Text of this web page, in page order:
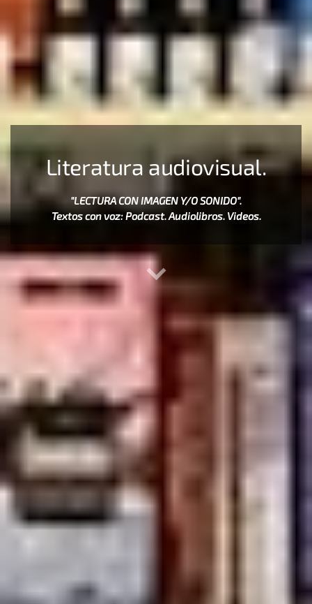
Literatura audiovisual.
"LECTURA CON IMAGEN Y/O SONIDO".
Textos con voz: Podcast. Audiolibros. Videos.